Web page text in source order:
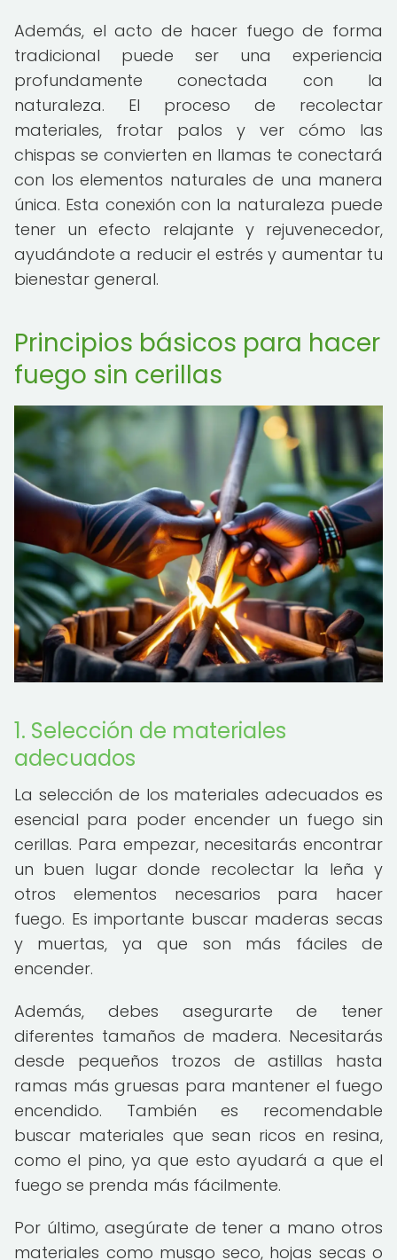
Además, el acto de hacer fuego de forma
tradicional puede ser una experiencia
profundamente conectada con la
naturaleza. El proceso de recolectar
materiales, frotar palos y ver cómo las
chispas se convierten en llamas te conectará
con los elementos naturales de una manera
única. Esta conexión con la naturaleza puede
tener un efecto relajante y rejuvenecedor,
ayudándote a reducir el estrés y aumentar tu
bienestar general.
Principios básicos para hacer
fuego sin cerillas
1. Selección de materiales
adecuados
La selección de los materiales adecuados es
esencial para poder encender un fuego sin
cerillas. Para empezar, necesitarás encontrar
un buen lugar donde recolectar la leña y
otros elementos necesarios para hacer
fuego. Es importante buscar maderas secas
y muertas, ya que son más fáciles de
encender.
Además, debes asegurarte de tener
diferentes tamaños de madera. Necesitarás
desde pequeños trozos de astillas hasta
ramas más gruesas para mantener el fuego
encendido. También es recomendable
buscar materiales que sean ricos en resina,
como el pino, ya que esto ayudará a que el
fuego se prenda más fácilmente.
Por último, asegúrate de tener a mano otros
materiales como musgo seco, hojas secas o